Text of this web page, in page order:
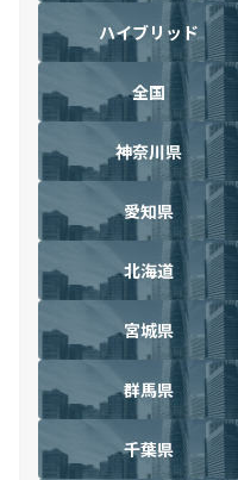
ハイブリッド
全国
神奈川県
愛知県
北海道
宮城県
群馬県
千葉県